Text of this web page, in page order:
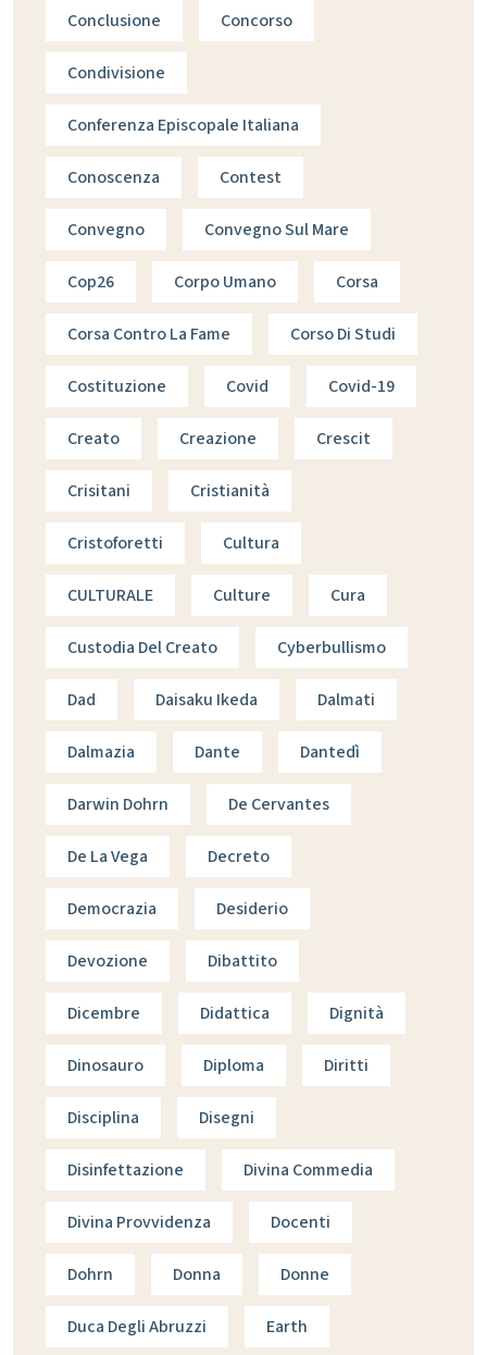
Conclusione Concorso
Condivisione
Conferenza Episcopale Italiana
Conoscenza Contest
Convegno Convegno Sul Mare
Cop26 Corpo Umano Corsa
Corsa Contro La Fame Corso Di Studi
Costituzione Covid Covid-19
Creato Creazione Crescit
Crisitani Cristianità
Cristoforetti Cultura
CULTURALE Culture Cura
Custodia Del Creato Cyberbullismo
Dad Daisaku Ikeda Dalmati
Dalmazia Dante Dantedì
Darwin Dohrn De Cervantes
De La Vega Decreto
Democrazia Desiderio
Devozione Dibattito
Dicembre Didattica Dignità
Dinosauro Diploma Diritti
Disciplina Disegni
Disinfettazione Divina Commedia
Divina Provvidenza Docenti
Dohrn Donna Donne
Duca Degli Abruzzi Earth